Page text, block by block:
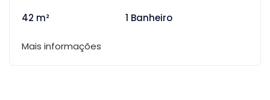
42 m²
1 Banheiro
Mais informações